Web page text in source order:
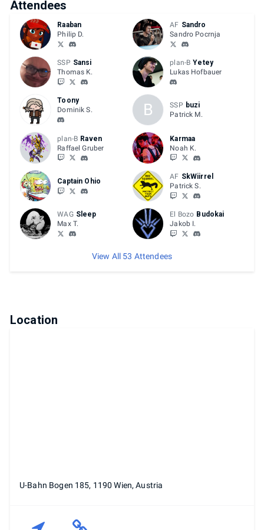
Attendees
Raaban
Philip D.
AF Sandro
Sandro Pocrnja
SSP Sansi
Thomas K.
plan-B Yetey
Lukas Hofbauer
Toony
Dominik S.
B SSP buzi
Patrick M.
plan-B Raven
Raffael Gruber
Karmaa
Noah K.
Captain Ohio
AF SkWiirrel
Patrick S.
WAG Sleep
Max T.
El Bozo Budokai
Jakob I.
View All 53 Attendees
Location
U-Bahn Bogen 185, 1190 Wien, Austria